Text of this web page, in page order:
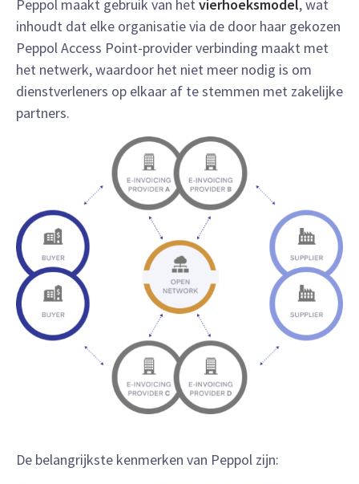
Peppol maakt gebruik van het vierhoeksmodel, wat
inhoudt dat elke organisatie via de door haar gekozen
Peppol Access Point-provider verbinding maakt met
het netwerk, waardoor het niet meer nodig is om
dienstverleners op elkaar af te stemmen met zakelijke
partners.
De belangrijkste kenmerken van Peppol zijn: